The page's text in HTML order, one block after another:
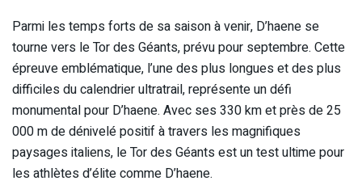
Parmi les temps forts de sa saison à venir, D’haene se
tourne vers le Tor des Géants, prévu pour septembre. Cette
épreuve emblématique, l’une des plus longues et des plus
difficiles du calendrier ultratrail, représente un défi
monumental pour D’haene. Avec ses 330 km et près de 25
000 m de dénivelé positif à travers les magnifiques
paysages italiens, le Tor des Géants est un test ultime pour
les athlètes d’élite comme D’haene.